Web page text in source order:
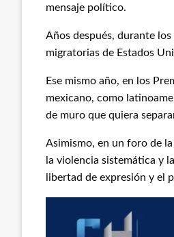
mensaje político.
Años después, durante
migratorias de Estados
Ese mismo año, en los
mexicano, como
de muro que quiera
Asimismo, en un foro de
la violencia sistemática y
libertad de expresión y el